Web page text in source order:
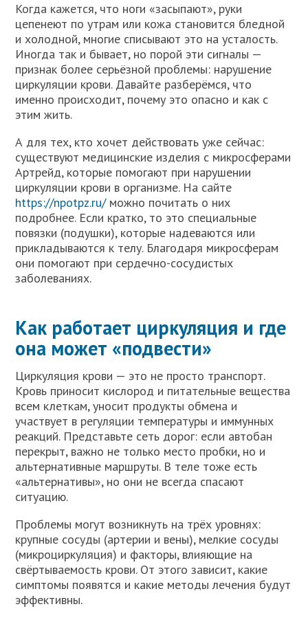
Когда кажется, что ноги «засыпают», руки
цепенеют по утрам или кожа становится бледной
и холодной, многие списывают это на усталость.
Иногда так и бывает, но порой эти сигналы —
признак более серьёзной проблемы: нарушение
циркуляции крови. Давайте разберёмся, что
именно происходит, почему это опасно и как с
этим жить.
А для тех, кто хочет действовать уже сейчас:
существуют медицинские изделия с микросферами
Артрейд, которые помогают при нарушении
циркуляции крови в организме. На сайте
https://npotpz.ru/можно почитать о них
подробнее. Если кратко, то это специальные
повязки (подушки), которые надеваются или
прикладываются к телу. Благодаря микросферам
они помогают при сердечно-сосудистых
заболеваниях.
Как работает циркуляция и где
она может «подвести»
Циркуляция крови — это не просто транспорт.
Кровь приносит кислород и питательные вещества
всем клеткам, уносит продукты обмена и
участвует в регуляции температуры и иммунных
реакций. Представьте сеть дорог: если автобан
перекрыт, важно не только место пробки, но и
альтернативные маршруты. В теле тоже есть
«альтернативы», но они не всегда спасают
ситуацию.
Проблемы могут возникнуть на трёх уровнях:
крупные сосуды (артерии и вены), мелкие сосуды
(микроциркуляция) и факторы, влияющие на
свёртываемость крови. От этого зависит, какие
симптомы появятся и какие методы лечения будут
эффективны.